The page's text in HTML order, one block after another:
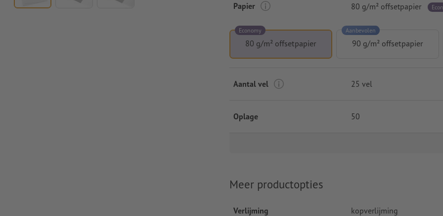
Papier 80 g/m² offsetpapier
80 g/m² offsetpapier
Economy
90 g/m² offsetpapier
Aanbevolen
Aantal vel 25 vel
Oplage 50
Meer productopties
Verlijming kopverlijming